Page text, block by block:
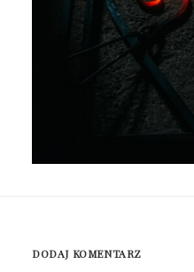
DODAJ KOMENTARZ